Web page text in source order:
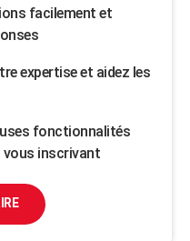
facilement et
expertise et aidez les
fonctionnalités
vous inscrivant